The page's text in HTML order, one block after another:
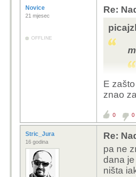
Novice
21 mjesec
OFFLINE
Re:
E
znao
0 0
Stric_Jura
16 godina
Re:
pa ne
dana
ništa